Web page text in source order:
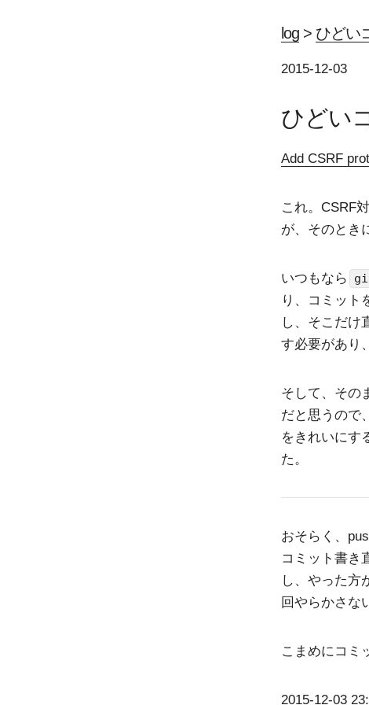
log> ひどい
2015-12-03
ひどい
Add CSRF
これ。CSRF
が、そのとき
いつもなら
り、コミット
し、そこだけ
す必要があり
そして、その
だと思うので
をきれいにす
た。
おそらく、
コミット書き
し、やった方
回やらかさな
こまめにコミ
2015-12-03